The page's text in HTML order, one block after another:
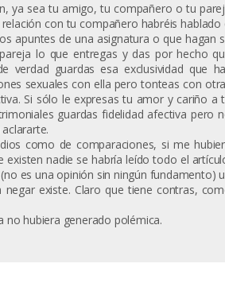
ya sea tu amigo, tu compañero o tu
con tu compañero habréis hablado
apuntes de una asignatura o que hagan
lo que entregas y das por hecho
verdad guardas esa exclusividad que
sexuales con ella pero tonteas con
Si sólo le expresas tu amor y cariño a
guardas fidelidad afectiva pero
como de comparaciones, si me
nadie se habría leído todo el
es una opinión sin ningún fundamento)
existe. Claro que tiene contras,
hubiera generado polémica.